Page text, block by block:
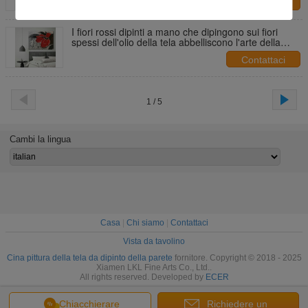
I fiori rossi dipinti a mano che dipingono sui fiori
spessi dell'olio della tela abbelliscono l'arte della
parete della pittura a olio per la decorazione
Contattaci
1 / 5
Chiacchierare Richiedere un
Cambi la lingua
Casa| Chi siamo
Contattaci
Vista da tavolino
Cina pittura della tela da dipinto della parete fornitore. Copyright © 2018 - 2025
Xiamen LKL Fine Arts Co., Ltd..
All rights reserved. Developed by ECER